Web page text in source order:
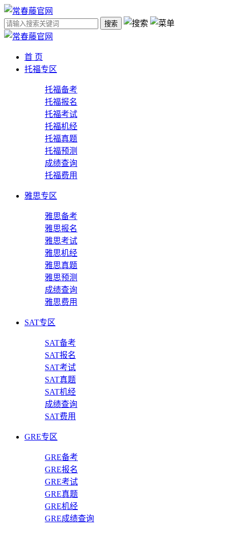
搜索
首 页
托福专区
托福备考
托福报名
托福考试
托福机经
托福真题
托福预测
成绩查询
托福费用
雅思专区
雅思备考
雅思报名
雅思考试
雅思机经
雅思真题
雅思预测
成绩查询
雅思费用
SAT专区
SAT备考
SAT报名
SAT考试
SAT真题
SAT机经
成绩查询
SAT费用
GRE专区
GRE备考
GRE报名
GRE考试
GRE真题
GRE机经
GRE成绩查询